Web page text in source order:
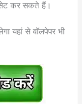
सेट कर सकते हैं।
यहां से वॉलपेपर भी